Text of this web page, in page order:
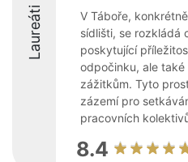
Laureáti
V Táboře,
sídlišti, se rozkládá
poskytující
odpočinku, ale
zážitkům. Tyto
zázemí pro
pracovních
8.4